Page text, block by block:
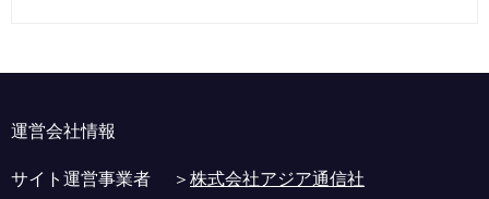
運営会社情報
サイト運営事業者 ＞株式会社アジア通信社